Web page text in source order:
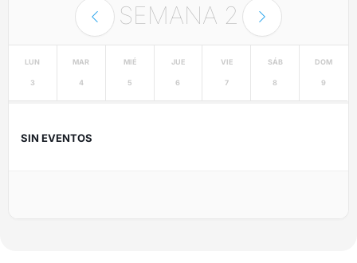
SEMANA 2
LUN
3
MAR
4
MIÉ
5
JUE
6
VIE
7
SÁB
8
DOM
9
SIN EVENTOS